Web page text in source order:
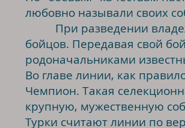
любовно называли своих
При разведении
бойцов. Передавая свой
родоначальниками
Во главе линии, как
Чемпион. Такая
крупную, мужественную
Турки считают линии по